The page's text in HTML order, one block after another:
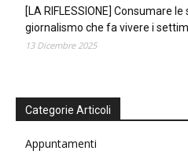
[LA RIFLESSIONE] Consumare
giornalismo che fa vivere i
13 Dicembre 2025
Categorie Articoli
Appuntamenti